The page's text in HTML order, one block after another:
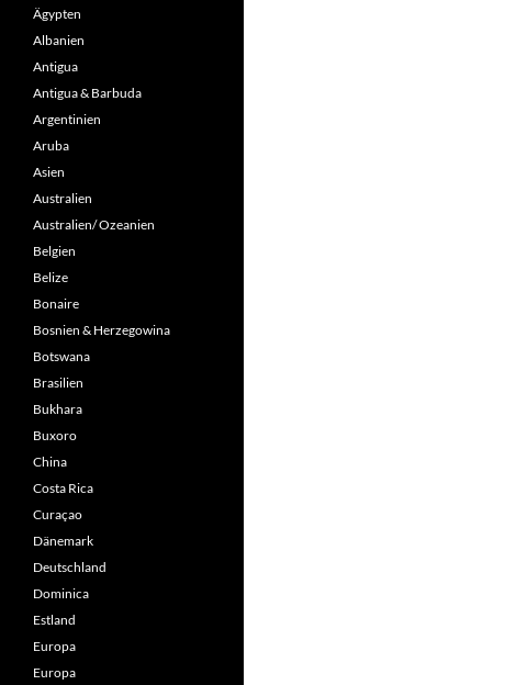
Ägypten
Albanien
Antigua
Antigua & Barbuda
Argentinien
Aruba
Asien
Australien
Australien/ Ozeanien
Belgien
Belize
Bonaire
Bosnien & Herzegowina
Botswana
Brasilien
Bukhara
Buxoro
China
Costa Rica
Curaçao
Dänemark
Deutschland
Dominica
Estland
Europa
Europa